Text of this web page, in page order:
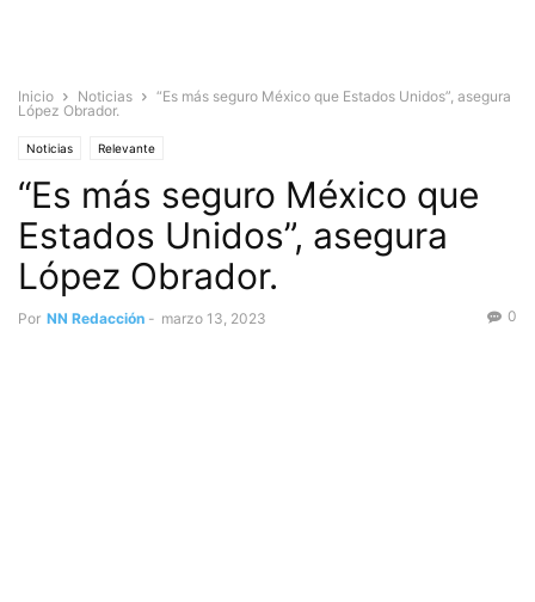
Inicio Noticias
“Es más seguro México que Estados Unidos”, asegura
López Obrador.
Noticias Relevante
“Es más seguro México que
Estados Unidos”, asegura
López Obrador.
Por NN Redacción - marzo 13, 2023 0